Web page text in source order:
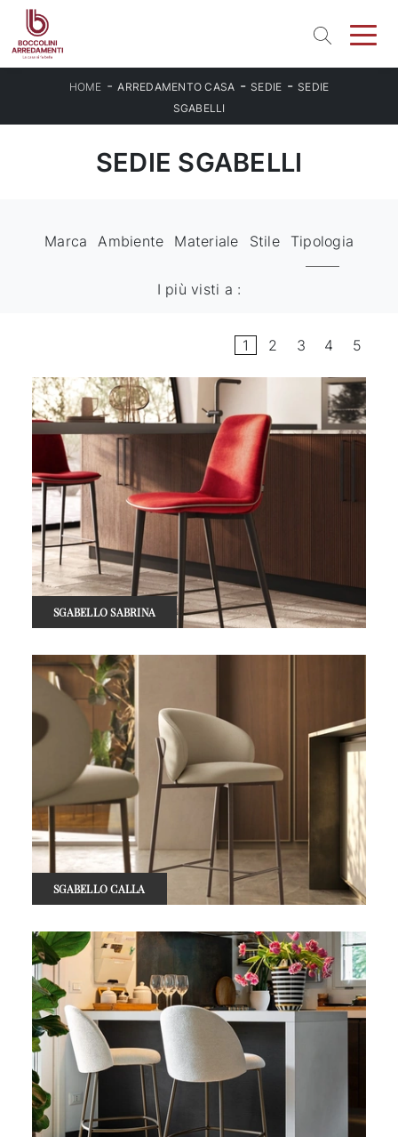
HOME -ARREDAMENTO CASA - SEDIE - SEDIE
SGABELLI
SEDIE SGABELLI
Marca Ambiente Materiale Stile Tipologia
I più visti a :
1 2 3 4 5
SGABELLO SABRINA
SGABELLO CALLA